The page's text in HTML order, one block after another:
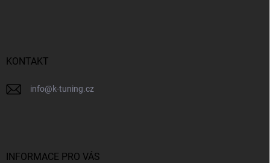
KONTAKT
info@k-tuning.cz
INFORMACE PRO VÁS